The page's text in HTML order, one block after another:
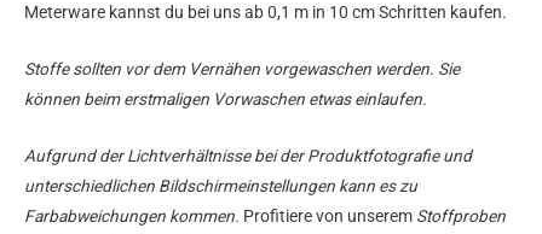
Meterware kannst du bei uns ab 0,1 m in 10 cm Schritten kaufen.
Stoffe sollten vor dem Vernähen vorgewaschen werden. Sie
können beim erstmaligen Vorwaschen etwas einlaufen.
Aufgrund der Lichtverhältnisse bei der Produktfotografie und
unterschiedlichen Bildschirmeinstellungen kann es zu
Farbabweichungen kommen. Profitiere von unserem Stoffproben